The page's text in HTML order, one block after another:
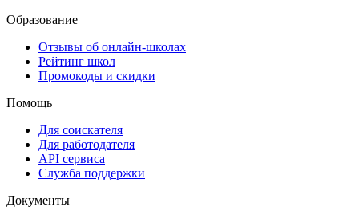
Образование
Отзывы об онлайн-школах
Рейтинг школ
Промокоды и скидки
Помощь
Для соискателя
Для работодателя
API сервиса
Служба поддержки
Документы